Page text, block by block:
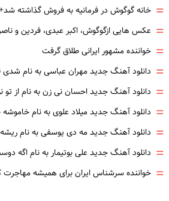
= خانه گوگوش در فرمانیه به فروش گذاشته
= عکس هایی ازگوگوش، اکبر عبدی، فردین و
= خواننده مشهور ایرانی طلاق گرفت
= دانلود آهنگ جدید مهران عباسی به نام شدی
= دانلود آهنگ جدید احسان نی زن به نام از تو
= دانلود آهنگ جدید میلاد علوی به نام
= دانلود آهنگ جدید مه دی یوسفی به نام
= دانلود آهنگ جدید علی بوتیمار به نام اگه
= خواننده سرشناس ایران برای همیشه مهاجرت